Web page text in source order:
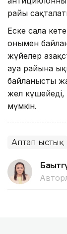
райы
Еске сала
онымен
жүйелер
ауа райына
байланысты
жел
мүмкін.
Аптап ыстық